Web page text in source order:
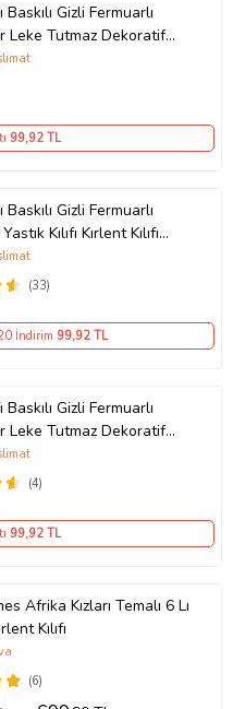
Gizli Fermuarlı
Leke Tutmaz Dekoratif
Yastık Kılıfı (KAHVE)
99,92 TL
Gizli Fermuarlı
Kılıfı Kırlent Kılıfı
Kılıfı (Turuncu)
(33)
İndirim 99,92 TL
Gizli Fermuarlı
Leke Tutmaz Dekoratif
Yastık Kılıfı (Kum Beji)
(4)
99,92 TL
Afrika Kızları Temalı 6 Lı
Kılıfı
(6)